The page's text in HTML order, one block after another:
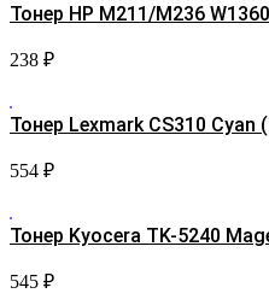
Тонер HP М211/М236
238 ₽
Тонер Lexmark CS310
554 ₽
Тонер Kyocera TK-5240
545 ₽